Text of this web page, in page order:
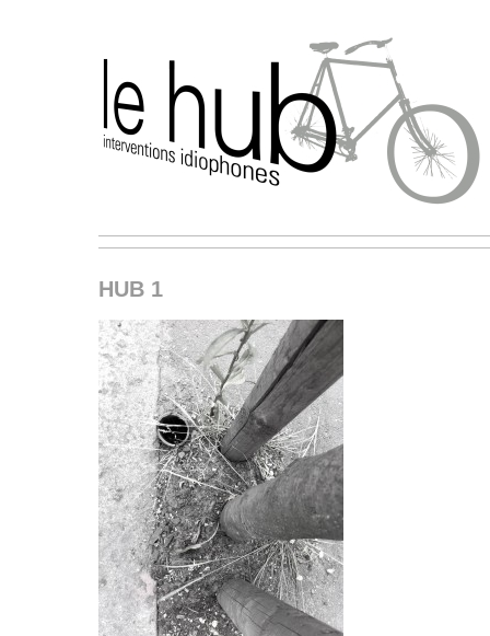
HUB 1